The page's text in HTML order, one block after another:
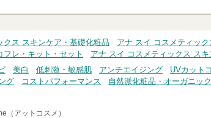
クス スキンケア・基礎化粧品 アナ スイ コスメティック
レ・キット・セット
アナ スイ コスメティックス スキ
美白 低刺激・敏感肌 アンチエイジング UVカット
グ コストパフォーマンス 自然派化粧品・オーガニッ
（アットコスメ）